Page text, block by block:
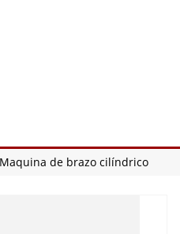
Maquina de brazo cilíndrico